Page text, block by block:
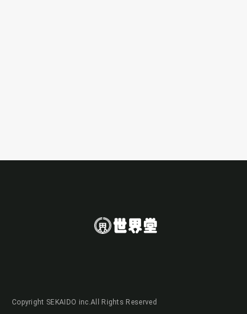
Copyright SEKAIDO inc.All Rights Reserved